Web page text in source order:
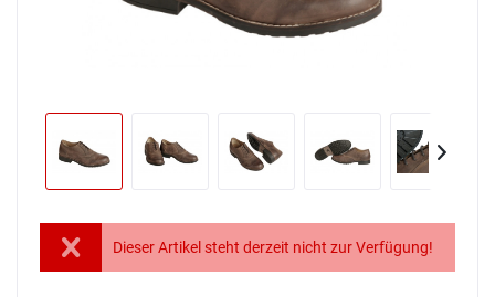
Dieser Artikel steht derzeit nicht zur Verfügung!